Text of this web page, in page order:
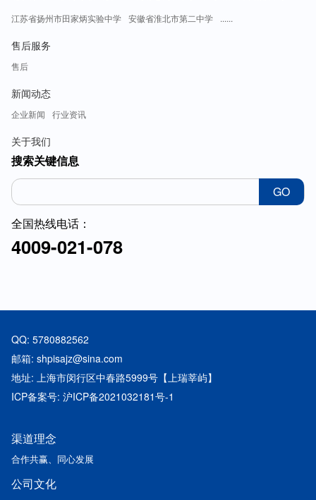
江苏省扬州市田家炳实验中学 安徽省淮北市第二中学 ......
售后服务
售后
新闻动态
企业新闻 行业资讯
关于我们
搜索关键信息
GO
全国热线电话：
4009-021-078
QQ: 5780882562
邮箱: shpisajz@sina.com
地址: 上海市闵行区中春路5999号【上瑞莘屿】
ICP备案号: 沪ICP备2021032181号-1
渠道理念
合作共赢、同心发展
公司文化